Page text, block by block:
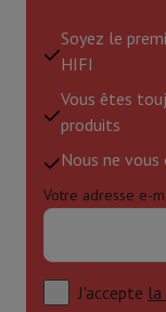
Soyez le
HIFI
Vous êtes
produits
Nous ne vous
Votre adresse e-
J'accepte la